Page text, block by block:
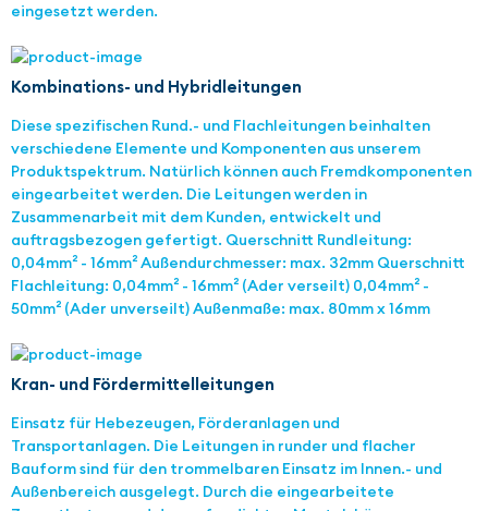
eingesetzt werden.
Kombinations- und Hybridleitungen
Diese spezifischen Rund.- und Flachleitungen beinhalten
verschiedene Elemente und Komponenten aus unserem
Produktspektrum. Natürlich können auch Fremdkomponenten
eingearbeitet werden. Die Leitungen werden in
Zusammenarbeit mit dem Kunden, entwickelt und
auftragsbezogen gefertigt. Querschnitt Rundleitung:
0,04mm² - 16mm² Außendurchmesser: max. 32mm Querschnitt
Flachleitung: 0,04mm² - 16mm² (Ader verseilt) 0,04mm² -
50mm² (Ader unverseilt) Außenmaße: max. 80mm x 16mm
Kran- und Fördermittelleitungen
Einsatz für Hebezeugen, Förderanlagen und
Transportanlagen. Die Leitungen in runder und flacher
Bauform sind für den trommelbaren Einsatz im Innen.- und
Außenbereich ausgelegt. Durch die eingearbeitete